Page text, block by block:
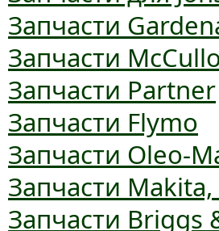
Запчасти
Запчасти
Запчасти Partner
Запчасти Flymo
Запчасти Oleo-
Запчасти
Запчасти Briggs